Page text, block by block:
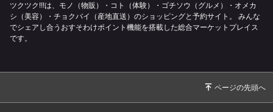
2023/10/0910月メディスト便り📨
2023/09/05出張による休診のお知らせ
2023/07/25電話番号が変更になります。
ツクツク!!!は、モノ（物販）・コト（体験）・ゴチソウ（グルメ）・オメカ
シ（美容）・チョクバイ（産地直送）のショッピングと予約サイト。
みんな
でシェアし合うおすそわけポイント機能を搭載した総合マーケットプレイス
です。